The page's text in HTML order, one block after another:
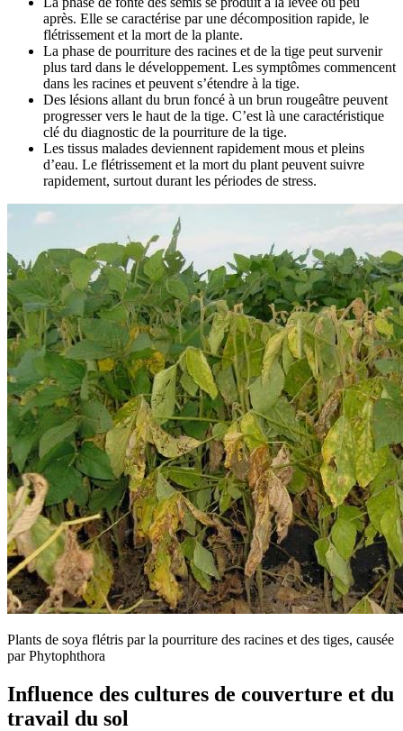
après. Elle se caractérise par une décomposition rapide, le
flétrissement et la mort de la plante.
La phase de pourriture des racines et de la tige peut survenir
plus tard dans le développement. Les symptômes commencent
dans les racines et peuvent s’étendre à la tige.
Des lésions allant du brun foncé à un brun rougeâtre peuvent
progresser vers le haut de la tige. C’est là une caractéristique
clé du diagnostic de la pourriture de la tige.
Les tissus malades deviennent rapidement mous et pleins
d’eau. Le flétrissement et la mort du plant peuvent suivre
rapidement, surtout durant les périodes de stress.
Plants de soya flétris par la pourriture des racines et des tiges, causée
par Phytophthora
Influence des cultures de couverture et du
travail du sol